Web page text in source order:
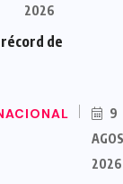
2026
de
9
2026